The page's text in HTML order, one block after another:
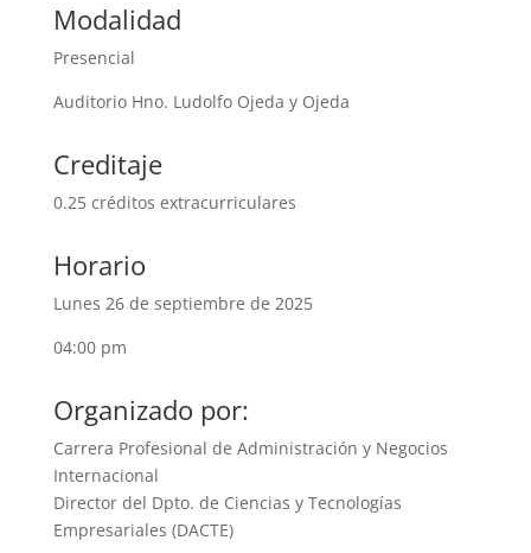
Modalidad
Presencial
Auditorio Hno. Ludolfo Ojeda y Ojeda
Creditaje
0.25 créditos extracurriculares
Horario
Lunes 26 de septiembre de 2025
04:00 pm
Organizado por:
Carrera Profesional de Administración y Negocios
Internacional
Director del Dpto. de Ciencias y Tecnologías
Empresariales (DACTE)